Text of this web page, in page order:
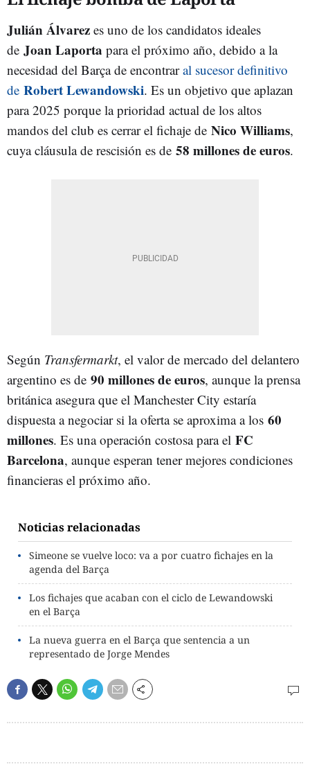
Julián Álvarez es uno de los candidatos ideales
de Joan Laporta para el próximo año, debido a la
necesidad del Barça de encontraral sucesor definitivo
de Robert Lewandowski. Es un objetivo que aplazan
para 2025 porque la prioridad actual de los altos
mandos del club es cerrar el fichaje de Nico Williams,
cuya cláusula de rescisión es de 58 millones de euros.
Según Transfermarkt, el valor de mercado del delantero
argentino es de 90 millones de euros, aunque la prensa
británica asegura que el Manchester City estaría
dispuesta a negociar si la oferta se aproxima a los 60
millones. Es una operación costosa para el FC
Barcelona, aunque esperan tener mejores condiciones
financieras el próximo año.
Noticias relacionadas
Simeone se vuelve loco: va a por cuatro fichajes en la
agenda del Barça
Los fichajes que acaban con el ciclo de Lewandowski
en el Barça
La nueva guerra en el Barça que sentencia a un
representado de Jorge Mendes